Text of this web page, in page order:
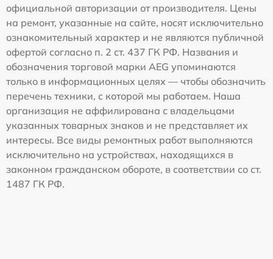
официальной авторизации от производителя. Цены
на ремонт, указанные на сайте, носят исключительно
ознакомительный характер и не являются публичной
офертой согласно п. 2 ст. 437 ГК РФ. Названия и
обозначения торговой марки AEG упоминаются
только в информационных целях — чтобы обозначить
перечень техники, с которой мы работаем. Наша
организация не аффилирована с владельцами
указанных товарных знаков и не представляет их
интересы. Все виды ремонтных работ выполняются
исключительно на устройствах, находящихся в
законном гражданском обороте, в соответствии со ст.
1487 ГК РФ.